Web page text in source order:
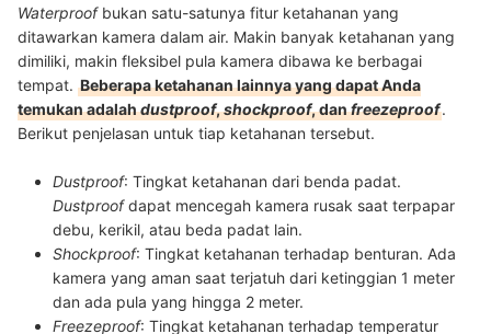
Waterproofbukan satu-satunya fitur ketahanan yang
ditawarkan kamera dalam air. Makin banyak ketahanan yang
dimiliki, makin fleksibel pula kamera dibawa ke berbagai
tempat. Beberapa ketahanan lainnya yang dapat Anda
temukan adalahdustproof,shockproof, danfreezeproof.
Berikut penjelasan untuk tiap ketahanan tersebut.
Dustproof: Tingkat ketahanan dari benda padat.
Dustproofdapat mencegah kamera rusak saat terpapar
debu, kerikil, atau beda padat lain.
Shockproof: Tingkat ketahanan terhadap benturan. Ada
kamera yang aman saat terjatuh dari ketinggian 1 meter
dan ada pula yang hingga 2 meter.
Freezeproof: Tingkat ketahanan terhadap temperatur